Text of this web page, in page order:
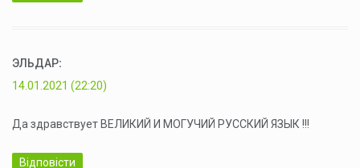
ЭЛЬДАР:
14.01.2021 (22:20)
Да здравствует ВЕЛИКИЙ И МОГУЧИЙ РУССКИЙ ЯЗЫК !!!
Відповісти